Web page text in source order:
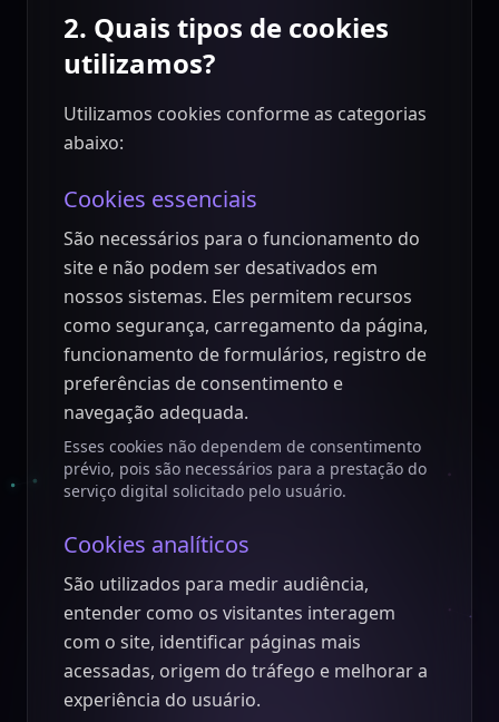
2. Quais tipos de cookies
utilizamos?
Utilizamos cookies conforme as categorias
abaixo:
Cookies essenciais
São necessários para o funcionamento do
site e não podem ser desativados em
nossos sistemas. Eles permitem recursos
como segurança, carregamento da página,
funcionamento de formulários, registro de
preferências de consentimento e
navegação adequada.
Esses cookies não dependem de consentimento
prévio, pois são necessários para a prestação do
serviço digital solicitado pelo usuário.
Cookies analíticos
São utilizados para medir audiência,
entender como os visitantes interagem
com o site, identificar páginas mais
acessadas, origem do tráfego e melhorar a
experiência do usuário.